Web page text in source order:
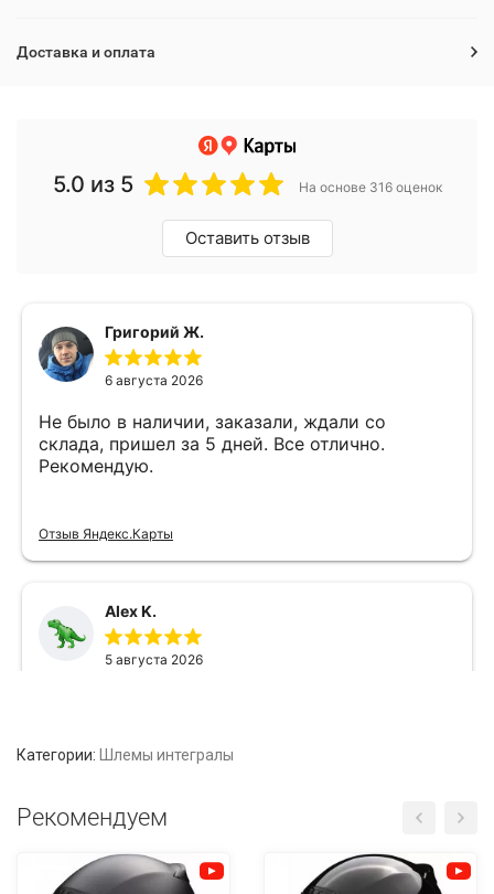
Доставка и оплата
Категории: Шлемы интегралы
Рекомендуем